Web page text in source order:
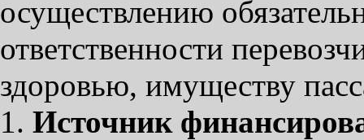
осуществлению
ответственности
здоровью, имуществу
1. Источник